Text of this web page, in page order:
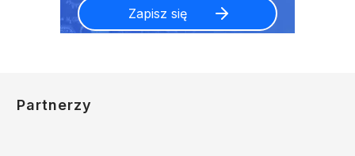
Partnerzy